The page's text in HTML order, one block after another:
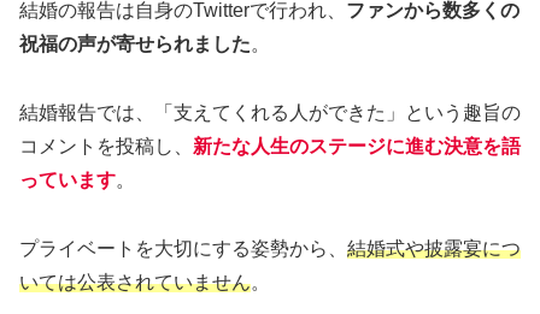
結婚の報告は自身のTwitterで行われ、 ファンから数多くの
祝福の声が寄せられました。
結婚報告では、「支えてくれる人ができた」という趣旨の
コメントを投稿し、 新たな人生のステージに進む決意を語
っています。
プライベートを大切にする姿勢から、 結婚式や披露宴につ
いては公表されていません。